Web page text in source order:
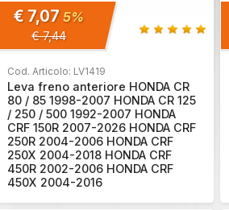
€ 7,075%
€ 7,44
Cod. Articolo: LV1419
Leva freno anteriore HONDA CR
80 / 85 1998-2007 HONDA CR 125
/ 250 / 500 1992-2007 HONDA
CRF 150R 2007-2026 HONDA CRF
250R 2004-2006 HONDA CRF
250X 2004-2018 HONDA CRF
450R 2002-2006 HONDA CRF
450X 2004-2016